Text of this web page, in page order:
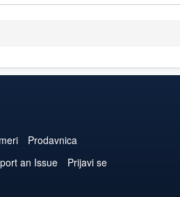
Prodavnica
an Issue
Prijavi se